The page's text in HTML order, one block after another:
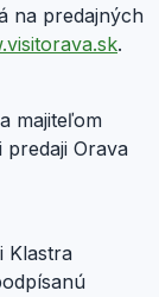
na predajných
.
majiteľom
Orava
Klastra